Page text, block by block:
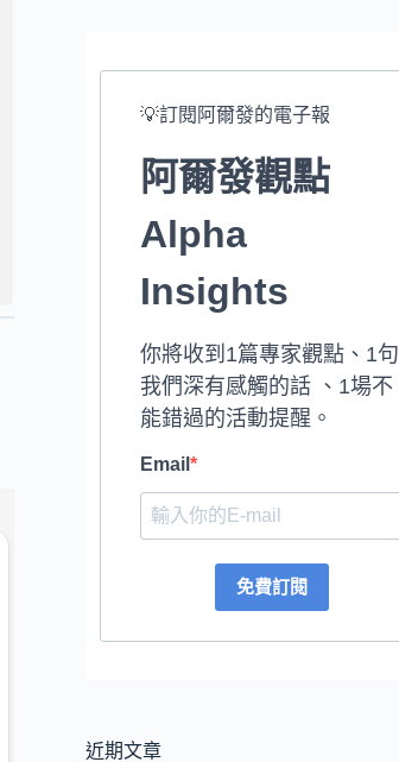
💡訂閱阿爾發的電子報
阿爾發觀點
Alpha
Insights
你將收到1篇專家觀點、1句
我們深有感觸的話 、1場不
能錯過的活動提醒。
Email
免費訂閱
近期文章